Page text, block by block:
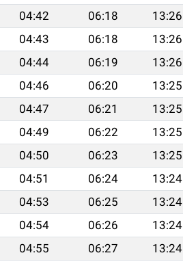
04:42 06:18 13:26
04:43 06:18 13:26
04:44 06:19 13:26
04:46 06:20 13:25
04:47 06:21 13:25
04:49 06:22 13:25
04:50 06:23 13:25
04:51 06:24 13:24
04:53 06:25 13:24
04:54 06:26 13:24
04:55 06:27 13:24